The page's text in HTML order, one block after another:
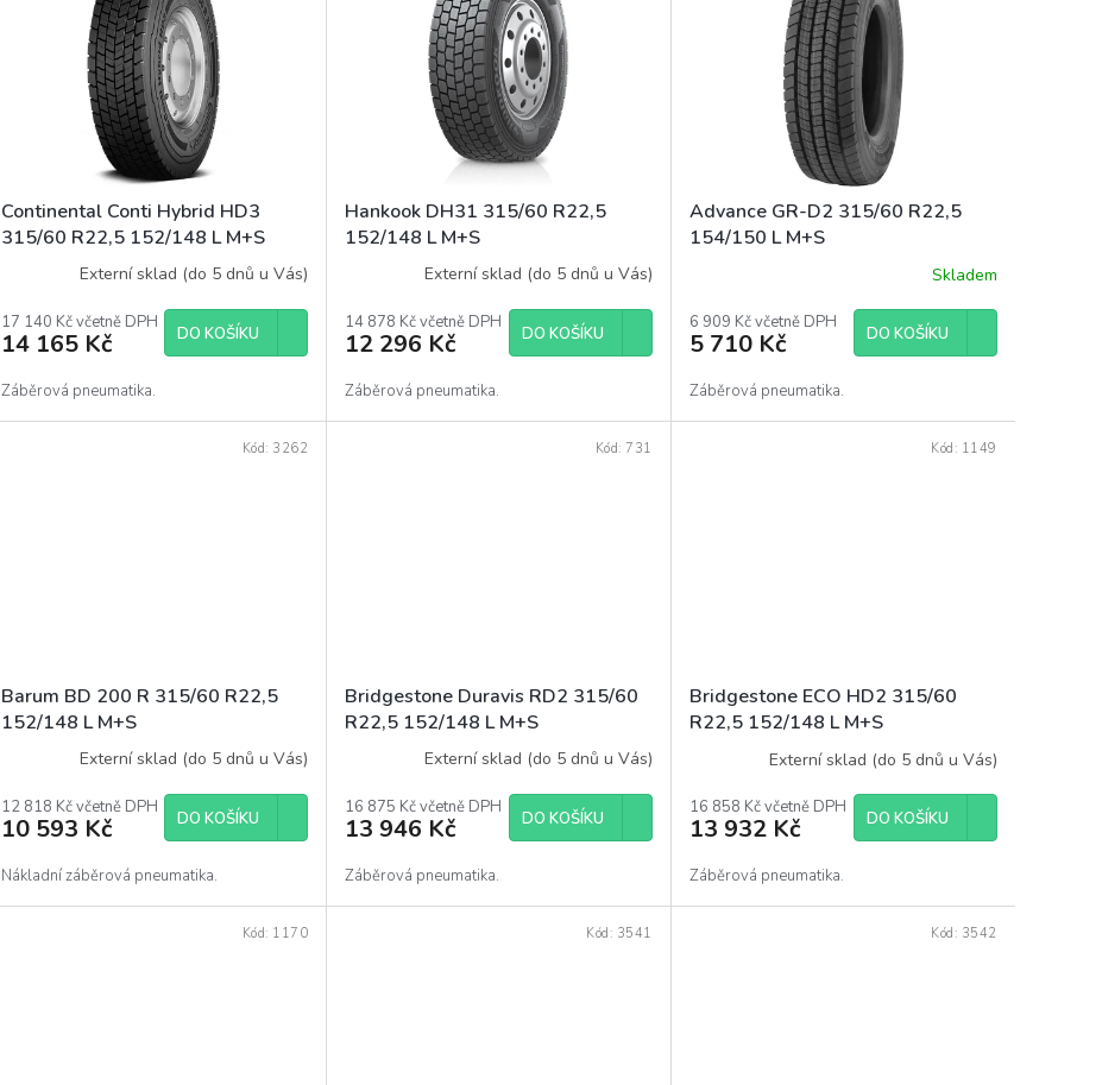
kContinental Conti Hybrid HD3
315/60 R22,5 152/148 L M+S
Externí sklad (do 5 dnů u Vás)
17 140 Kč včetně DPH
14 165 Kč DO KOŠÍKU
Záběrová pneumatika.
Hankook DH31 315/60 R22,5
152/148 L M+S
Externí sklad (do 5 dnů u Vás)
14 878 Kč včetně DPH
12 296 Kč DO KOŠÍKU
Záběrová pneumatika.
Advance GR-D2 315/60 R22,5
154/150 L M+S
Skladem
6 909 Kč včetně DPH
5 710 Kč DO KOŠÍKU
Záběrová pneumatika.
Barum BD 200 R 315/60 R22,5
152/148 L M+S
Externí sklad (do 5 dnů u Vás)
12 818 Kč včetně DPH
10 593 Kč DO KOŠÍKU
Nákladní záběrová pneumatika.
Kód: 3262
Bridgestone Duravis RD2 315/60
R22,5 152/148 L M+S
Externí sklad (do 5 dnů u Vás)
16 875 Kč včetně DPH
13 946 Kč DO KOŠÍKU
Záběrová pneumatika.
Kód: 731
Bridgestone ECO HD2 315/60
R22,5 152/148 L M+S
Externí sklad (do 5 dnů u Vás)
16 858 Kč včetně DPH
13 932 Kč DO KOŠÍKU
Záběrová pneumatika.
Kód: 1149
Kód: 1170 Kód: 3541 Kód: 3542